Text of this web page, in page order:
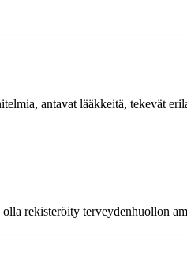
antavat lääkkeitä, tekevät
rekisteröity terveydenhuollon